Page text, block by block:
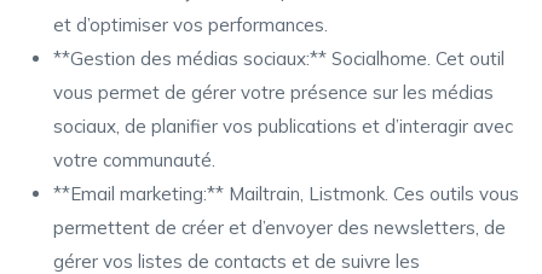
et d’optimiser vos performances.
**Gestion des médias sociaux:** Socialhome. Cet outil
vous permet de gérer votre présence sur les médias
sociaux, de planifier vos publications et d’interagir avec
votre communauté.
**Email marketing:** Mailtrain, Listmonk. Ces outils vous
permettent de créer et d’envoyer des newsletters, de
gérer vos listes de contacts et de suivre les